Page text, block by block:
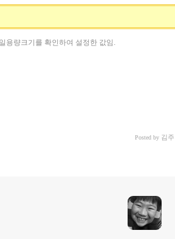
용량크기를 확인하여 설정한 값임.
Posted by 김